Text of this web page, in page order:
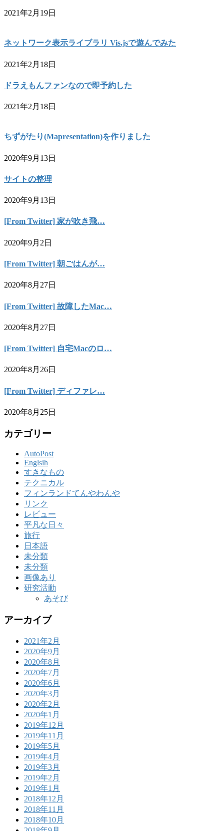
2021年2月19日
ネットワーク表示ライブラリ Vis.jsで遊んでみた
2021年2月18日
ドラえもんファンなので即予約した
2021年2月18日
ちずがたり(Mapresentation)を作りました
2020年9月13日
サイトの整理
2020年9月13日
[From Twitter] 家が吹き飛…
2020年9月2日
[From Twitter] 朝ごはんが…
2020年8月27日
[From Twitter] 故障したMac…
2020年8月27日
[From Twitter] 自宅Macのロ…
2020年8月26日
[From Twitter] ディファレ…
2020年8月25日
カテゴリー
AutoPost
Englsih
すきなもの
テクニカル
フィンランドてんやわんや
リンク
レビュー
平凡な日々
旅行
日本語
未分類
未分類
画像あり
研究活動
あそび
アーカイブ
2021年2月
2020年9月
2020年8月
2020年7月
2020年6月
2020年3月
2020年2月
2020年1月
2019年12月
2019年11月
2019年5月
2019年4月
2019年3月
2019年2月
2019年1月
2018年12月
2018年11月
2018年10月